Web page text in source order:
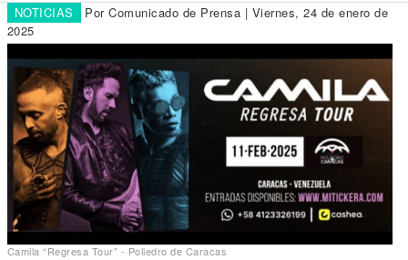
NOTICIAS
Por Comunicado de Prensa | Viernes, 24 de enero de
2025
Camila “Regresa Tour” - Poliedro de Caracas